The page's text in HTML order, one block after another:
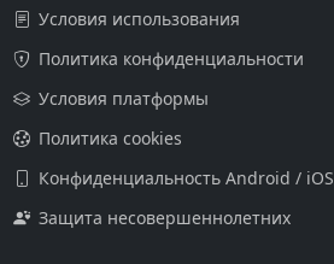
Условия использования
Политика конфиденциальности
Условия платформы
Политика cookies
Конфиденциальность Android / iOS
Защита несовершеннолетних